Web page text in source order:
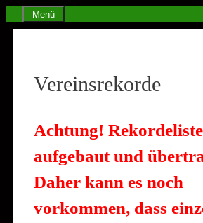
Inhalt
Menü
Vereinsrekorde
Achtung!
aufgebaut und
Daher kann es noch
vorkommen, dass